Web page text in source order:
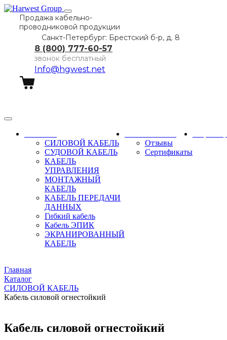
Продажа кабельно-
проводниковой продукции
Санкт-Петербург: Брестский б-р, д. 8
8 (800) 777-60-57
звонок бесплатный
Info@hgwest.net
СИЛОВОЙ КАБЕЛЬ
СУДОВОЙ КАБЕЛЬ
КАБЕЛЬ
УПРАВЛЕНИЯ
МОНТАЖНЫЙ
КАБЕЛЬ
КАБЕЛЬ ПЕРЕДАЧИ
ДАННЫХ
Гибкий кабель
Кабель ЭПИК
ЭКРАНИРОВАННЫЙ
КАБЕЛЬ
Отзывы
Сертификаты
Главная
Каталог
СИЛОВОЙ КАБЕЛЬ
Кабель силовой огнестойкий
Кабель силовой огнестойкий